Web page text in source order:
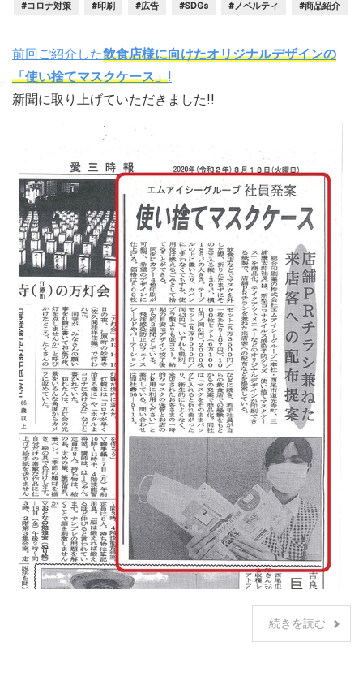
#コロナ対策 #印刷 #広告 #SDGs #ノベルティ #商品紹介
前回ご紹介した飲食店様に向けたオリジナルデザインの
「使い捨てマスクケース」!
新聞に取り上げていただきました!!
続きを読む